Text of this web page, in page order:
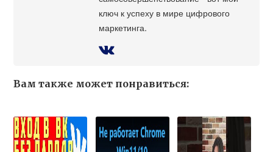
ключ к успеху в мире цифрового
маркетинга.
Вам также может понравиться: